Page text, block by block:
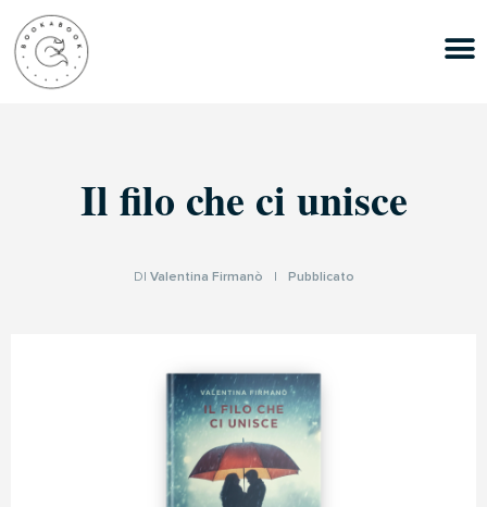
Il filo che ci unisce
DI Valentina Firmanò Pubblicato